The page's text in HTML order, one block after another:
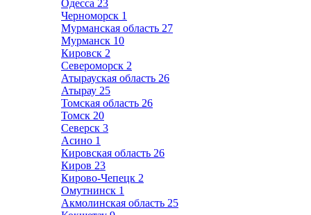
Одесса 23
Черноморск 1
Мурманская область 27
Мурманск 10
Кировск 2
Североморск 2
Атырауская область 26
Атырау 25
Томская область 26
Томск 20
Северск 3
Асино 1
Кировская область 26
Киров 23
Кирово-Чепецк 2
Омутнинск 1
Акмолинская область 25